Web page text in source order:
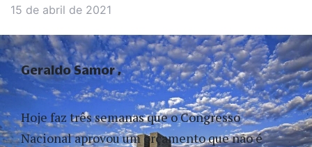
15 de abril de 2021
Hoje faz três semanas que o Congresso
Nacional aprovou um orçamento que não é
Geraldo Samor